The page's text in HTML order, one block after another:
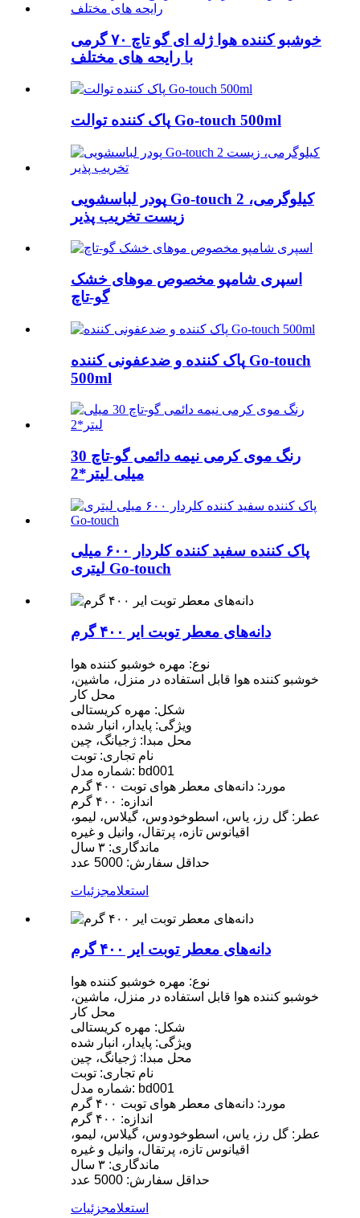
خوشبو کننده هوا ژله ای گو تاچ ۷۰ گرمی
با رایحه های مختلف
پاک کننده توالت Go-touch 500ml
پودر لباسشویی Go-touch 2 کیلوگرمی،
زیست تخریب پذیر
اسپری شامپو مخصوص موهای خشک
گو-تاچ
پاک کننده و ضدعفونی کننده Go-touch
500ml
رنگ موی کرمی نیمه دائمی گو-تاچ 30
میلی لیتر*2
پاک کننده سفید کننده کلردار ۶۰۰ میلی
لیتری Go-touch
دانه‌های معطر توبت ایر ۴۰۰ گرم
نوع: مهره خوشبو کننده هوا
خوشبو کننده هوا قابل استفاده در منزل، ماشین،
محل کار
شکل: مهره کریستالی
ویژگی: پایدار، انبار شده
محل مبدا: ژجیانگ، چین
نام تجاری: توبت
شماره مدل: bd001
مورد: دانه‌های معطر هوای توبت ۴۰۰ گرم
اندازه: ۴۰۰ گرم
عطر: گل رز، یاس، اسطوخودوس، گیلاس، لیمو،
اقیانوس تازه، پرتقال، وانیل و غیره
ماندگاری: ۳ سال
حداقل سفارش: 5000 عدد
استعلامجزئیات
دانه‌های معطر توبت ایر ۴۰۰ گرم
نوع: مهره خوشبو کننده هوا
خوشبو کننده هوا قابل استفاده در منزل، ماشین،
محل کار
شکل: مهره کریستالی
ویژگی: پایدار، انبار شده
محل مبدا: ژجیانگ، چین
نام تجاری: توبت
شماره مدل: bd001
مورد: دانه‌های معطر هوای توبت ۴۰۰ گرم
اندازه: ۴۰۰ گرم
عطر: گل رز، یاس، اسطوخودوس، گیلاس، لیمو،
اقیانوس تازه، پرتقال، وانیل و غیره
ماندگاری: ۳ سال
حداقل سفارش: 5000 عدد
استعلامجزئیات